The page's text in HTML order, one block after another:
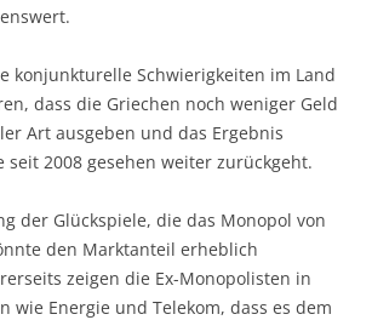
konjunkturelle Schwierigkeiten im Land
dass die Griechen noch weniger Geld
Art ausgeben und das Ergebnis
seit 2008 gesehen weiter zurückgeht.
der Glückspiele, die das Monopol von
den Marktanteil erheblich
zeigen die Ex-Monopolisten in
wie Energie und Telekom, dass es dem